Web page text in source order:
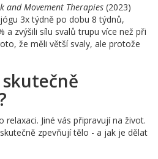
and Movement Therapies (2023)
3x týdně po dobu 8 týdnů,
a zvýšili sílu svalů trupu více než při
že měli větší svaly, ale protože
Jiné vás připravují na život.
zpevňují tělo - a jak je dělat